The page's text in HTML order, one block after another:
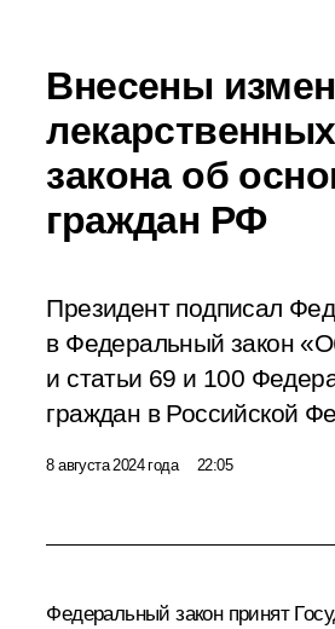
Внесены
закона об
граждан РФ
Президент подписал
в Федеральный закон
и статьи 69 и 100
граждан в Российской
8 августа 2024 года 22:05
Федеральный закон принят